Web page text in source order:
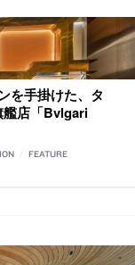
を手掛けた、タ
艦店「Bvlgari
FEATURE